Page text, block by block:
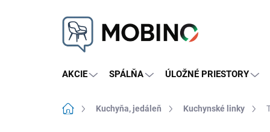
AKCIE SPÁLŇA ÚLOŽNÉ PRIESTORY
DomovKuchyňa, jedáleň Kuchynské linky